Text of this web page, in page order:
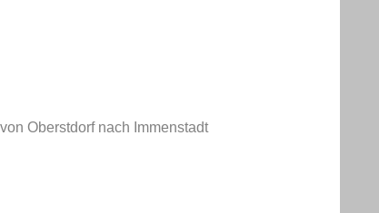
Oberstdorf nach Immenstadt